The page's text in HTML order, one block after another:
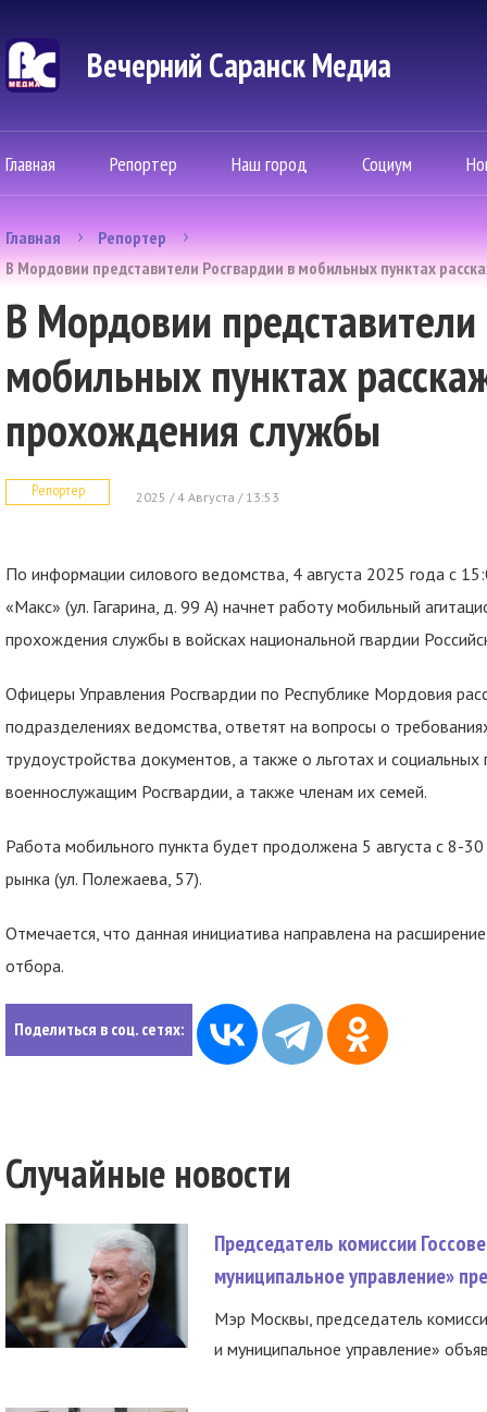
Вечерний Саранск Mедиа
Главная Репортер Наш город Социум
Главная
Репортер
В Мордовии представители Росгвардии в мобильных пунктах
В Мордовии представители
мобильных пунктах
прохождения службы
Репортер 2025 / 4 Августа / 13:53
По информации силового ведомства, 4 августа 2025 года с
«Макс» (ул. Гагарина, д. 99 А) начнет работу мобильный
прохождения службы в войсках национальной гвардии
Офицеры Управления Росгвардии по Республике Мордовия
подразделениях ведомства, ответят на вопросы о
трудоустройства документов, а также о льготах и
военнослужащим Росгвардии, а также членам их семей.
Работа мобильного пункта будет продолжена 5 августа с 8-
рынка (ул. Полежаева, 57).
Отмечается, что данная инициатива направлена на
отбора.
Поделиться в соц. сетях:
Случайные новости
Председатель комиссии
муниципальное управление»
Мэр Москвы, председатель
и муниципальное управление»